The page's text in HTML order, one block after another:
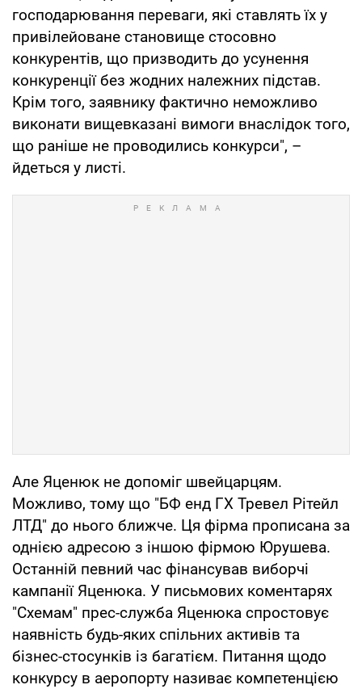
господарювання переваги, які ставлять їх у
привілейоване становище стосовно
конкурентів, що призводить до усунення
конкуренції без жодних належних підстав.
Крім того, заявнику фактично неможливо
виконати вищевказані вимоги внаслідок того,
що раніше не проводились конкурси", –
йдеться у листі.
Але Яценюк не допоміг швейцарцям.
Можливо, тому що "БФ енд ГХ Тревел Рітейл
ЛТД" до нього ближче. Ця фірма прописана за
однією адресою з іншою фірмою Юрушева.
Останній певний час фінансував виборчі
кампанії Яценюка. У письмових коментарях
"Схемам" прес-служба Яценюка спростовує
наявність будь-яких спільних активів та
бізнес-стосунків із багатієм. Питання щодо
конкурсу в аеропорту називає компетенцією